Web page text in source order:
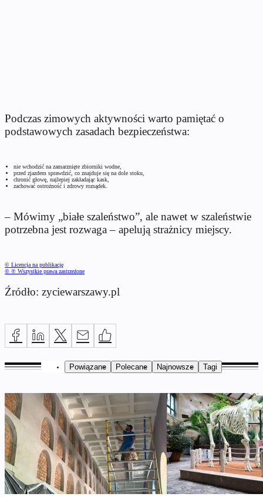
Podczas zimowych aktywności warto pamiętać o
podstawowych zasadach bezpieczeństwa:
nie wchodzić na zamarznięte zbiorniki wodne,
przed zjazdem sprawdzić, co znajduje się na dole stoku,
chronić głowę, najlepiej zakładając kask,
zachować ostrożność i zdrowy rozsądek.
– Mówimy „białe szaleństwo”, ale nawet w szaleństwie
potrzebna jest rozwaga – apelują strażnicy miejscy.
© Licencja na publikację
© ℗ Wszystkie prawa zastrzeżone
Źródło: zyciewarszawy.pl
Powiązane Polecane Najnowsze Tagi